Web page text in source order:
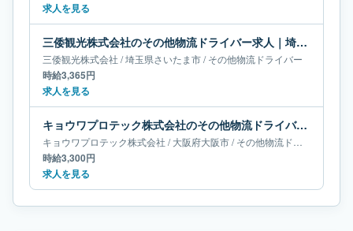
求人を見る
三倭観光株式会社のその他物流ドライバー求人｜埼玉県さいたま市
三倭観光株式会社 /埼玉県さいたま市/その他物流ドライバー
時給3,365円
求人を見る
キョウワプロテック株式会社のその他物流ドライバー求人｜大阪府大阪市
キョウワプロテック株式会社 /大阪府大阪市/その他物流ドライバー
時給3,300円
求人を見る